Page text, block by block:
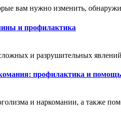
вам нужно изменить,
и профилактика
и разрушительных явлений
профилактика и помощь
и наркомании, а также